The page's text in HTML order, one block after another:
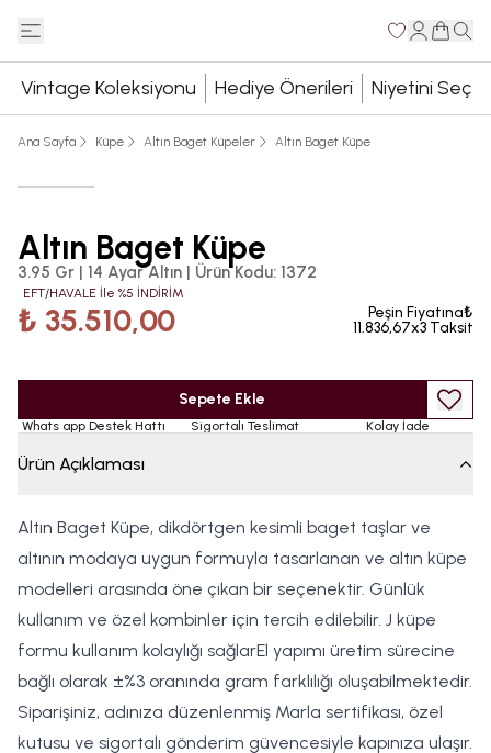
Vintage Koleksiyonu Hediye Önerileri Niyetini Seç
Ana Sayfa Küpe Altın Baget Küpeler Altın Baget Küpe
Altın Baget Küpe
3.95 Gr | 14 Ayar Altın | Ürün Kodu: 1372
EFT/HAVALE İle %5 İNDİRİM
₺ 35.510,00
Peşin Fiyatına₺
11.836,67x3 Taksit
Sepete Ekle
Whats app Destek Hattı Sigortalı Teslimat Kolay İade
Ürün Açıklaması
Altın Baget Küpe, dikdörtgen kesimli baget taşlar ve
altının modaya uygun formuyla tasarlanan ve altın küpe
modelleri arasında öne çıkan bir seçenektir. Günlük
kullanım ve özel kombinler için tercih edilebilir. J küpe
formu kullanım kolaylığı sağlarEl yapımı üretim sürecine
bağlı olarak ±%3 oranında gram farklılığı oluşabilmektedir.
Siparişiniz, adınıza düzenlenmiş Marla sertifikası, özel
kutusu ve sigortalı gönderim güvencesiyle kapınıza ulaşır.